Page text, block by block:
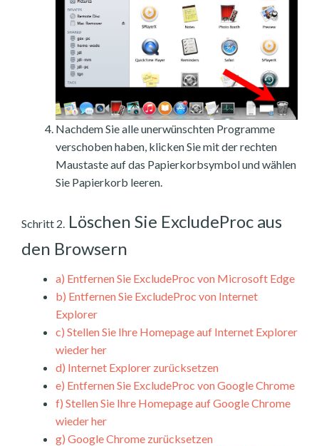
Nachdem Sie alle unerwünschten Programme
verschoben haben, klicken Sie mit der rechten
Maustaste auf das Papierkorbsymbol und wählen
Sie Papierkorb leeren.
Schritt 2. Löschen Sie ExcludeProc aus
den Browsern
a) Entfernen Sie ExcludeProc von Microsoft Edge
b) Entfernen Sie ExcludeProc von Internet
Explorer
c) Stellen Sie Ihre Homepage auf Internet Explorer
wieder her
d) Internet Explorer zurücksetzen
e) Entfernen Sie ExcludeProc von Google Chrome
f) Stellen Sie Ihre Homepage auf Google Chrome
wieder her
g) Google Chrome zurücksetzen